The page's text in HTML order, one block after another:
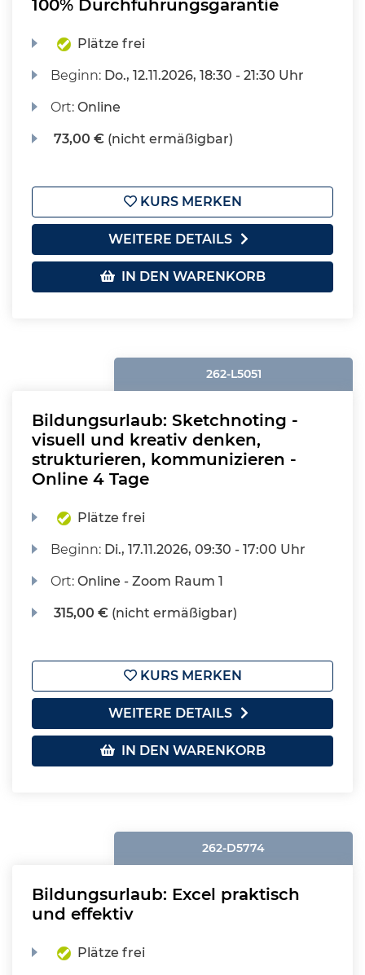
100% Durchführungsgarantie
Plätze frei
Beginn: Do., 12.11.2026, 18:30 - 21:30 Uhr
Ort:Online
73,00 € (nicht ermäßigbar)
KURS MERKEN
WEITERE DETAILS
IN DEN WARENKORB
262-L5051
Bildungsurlaub: Sketchnoting -
visuell und kreativ denken,
strukturieren, kommunizieren -
Online 4 Tage
Plätze frei
Beginn: Di., 17.11.2026, 09:30 - 17:00 Uhr
Ort:Online - Zoom Raum 1
315,00 € (nicht ermäßigbar)
KURS MERKEN
WEITERE DETAILS
IN DEN WARENKORB
262-D5774
Bildungsurlaub: Excel praktisch
und effektiv
Plätze frei